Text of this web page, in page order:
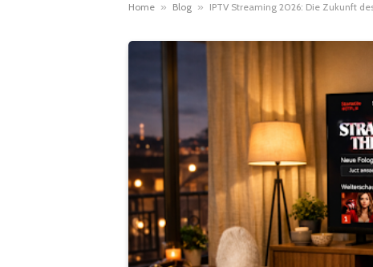
Home » Blog » IPTV Streaming 2026: Die Zukunft